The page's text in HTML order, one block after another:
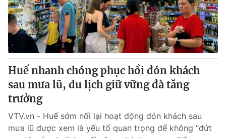
Huế nhanh chóng phục hồi đón khách
sau mưa lũ, du lịch giữ vững đà tăng
trưởng
VTV.vn - Huế sớm nối lại hoạt động đón khách sau
mưa lũ được xem là yếu tố quan trọng để không “đứt